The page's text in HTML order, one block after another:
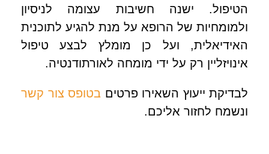
הטיפול. ישנה חשיבות עצומה לניסיון
ולמומחיות של הרופא על מנת להגיע לתוכנית
האידיאלית, ועל כן מומלץ לבצע טיפול
אינויזליין רק על ידי מומחה לאורתודנטיה.
לבדיקת ייעוץ השאירו פרטים בטופס צור קשר
ונשמח לחזור אליכם.